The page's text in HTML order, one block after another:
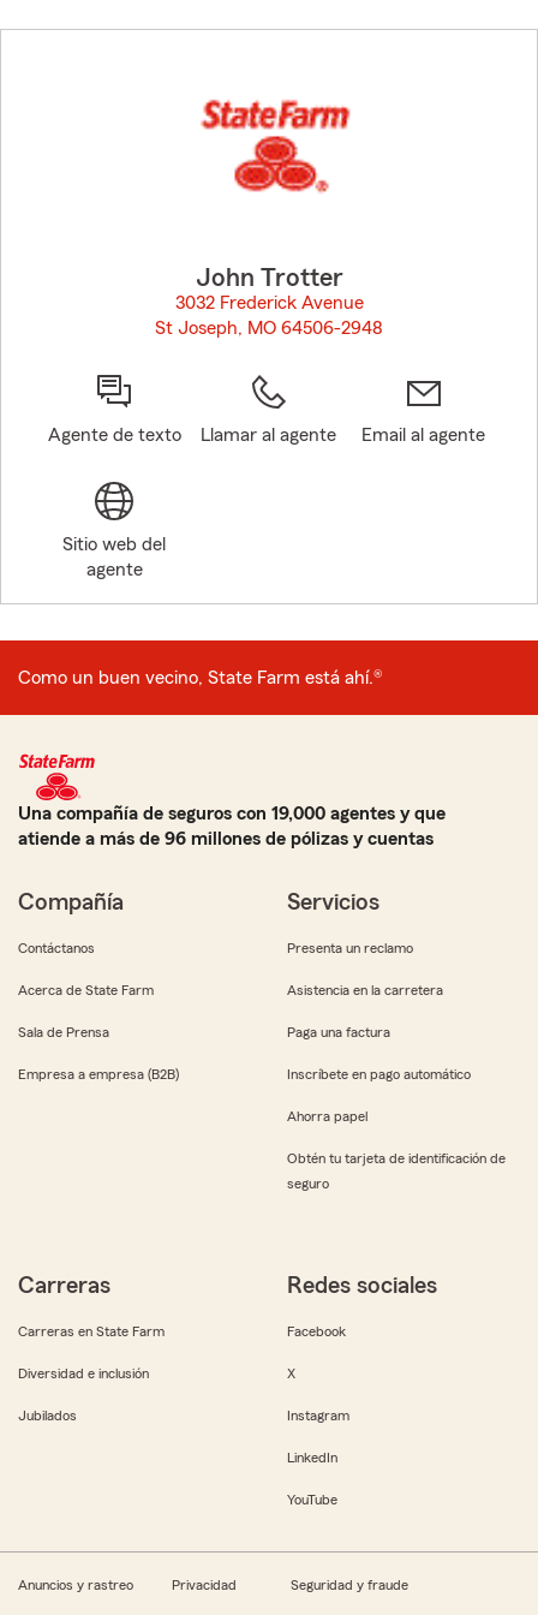
to
John Trotter
3032 Frederick Avenue
St Joseph, MO 64506-2948
Agente de texto Llamar al agente Email al agente
Sitio web del
agente
Como un buen vecino, State Farm está ahí.®
Una compañía de seguros con 19,000 agentes y que
atiende a más de 96 millones de pólizas y cuentas
Compañía
Contáctanos
Acerca de State Farm
Sala de Prensa
Empresa a empresa (B2B)
Servicios
Presenta un reclamo
Asistencia en la carretera
Paga una factura
Inscríbete en pago automático
Ahorra papel
Obtén tu tarjeta de identificación de
seguro
Carreras
Carreras en State Farm
Diversidad e inclusión
Jubilados
Redes sociales
Facebook
X
Instagram
LinkedIn
YouTube
Anuncios y rastreo Privacidad Seguridad y fraude